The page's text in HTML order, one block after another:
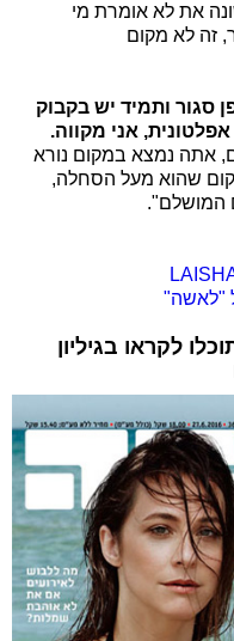
את לא אומרת מי
זה לא מקום
סגור ותמיד יש בקבוק
אני מקווה.
אתה נמצא במקום נורא
שהוא מעל הסחלה,
המושלם".
"לאשה"
לקראו בגיליון